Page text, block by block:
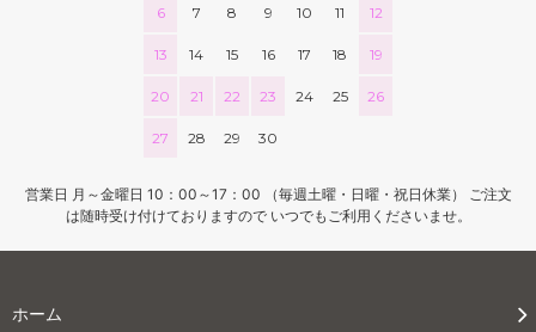
6 7 8 9 10 11 12
13 14 15 16 17 18 19
20 21 22 23 24 25 26
27 28 29 30
営業日 月～金曜日 10：00～17：00 （毎週土曜・日曜・祝日休業） ご注文
は随時受け付けておりますので いつでもご利用くださいませ。
ホーム